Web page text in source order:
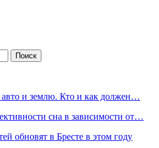
и землю. Кто и как должен…
сна в зависимости от…
обновят в Бресте в этом году